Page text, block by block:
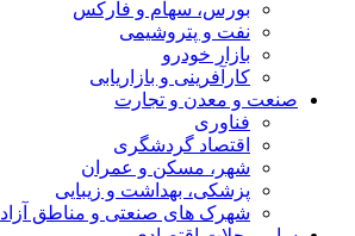
بورس، سهام و فارکس
نفت و پتروشیمی
بازار خودرو
کارآفرینی و بازاریابی
صنعت و معدن و تجارت
فناوری
اقتصاد گردشگری
شهر، مسکن و عمران
پزشکی، بهداشت و زیبایی
شهرک های صنعتی و مناطق آزاد